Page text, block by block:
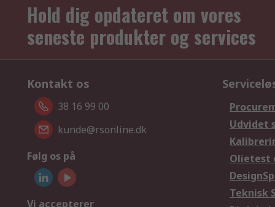
Hold dig opdateret om vores
seneste produkter og services
Kontakt os
38 16 99 00
kunde@rsonline.dk
Følg os på
Vi accepterer
Udvidet
Olietest
Teknisk